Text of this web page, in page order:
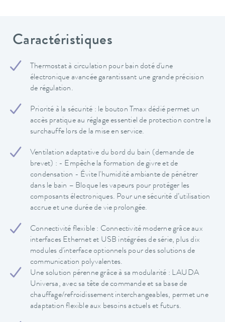
Caractéristiques
Thermostat à circulation pour bain doté d'une
électronique avancée garantissant une grande précision
de régulation.
Priorité à la sécurité : le bouton Tmax dédié permet un
accès pratique au réglage essentiel de protection contre la
surchauffe lors de la mise en service.
Ventilation adaptative du bord du bain (demande de
brevet) : - Empêche la formation de givre et de
condensation - Évite l'humidité ambiante de pénétrer
dans le bain – Bloque les vapeurs pour protéger les
composants électroniques. Pour une sécurité d’utilisation
accrue et une durée de vie prolongée.
Connectivité flexible : Connectivité moderne grâce aux
interfaces Ethernet et USB intégrées de série, plus dix
modules d'interface optionnels pour des solutions de
communication polyvalentes.
Une solution pérenne grâce à sa modularité : LAUDA
Universa, avec sa tête de commande et sa base de
chauffage/refroidissement interchangeables, permet une
adaptation flexible aux besoins actuels et futurs.